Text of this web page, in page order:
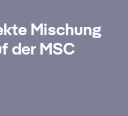
Mischung
der MSC
unserem
eigenem
und vielen